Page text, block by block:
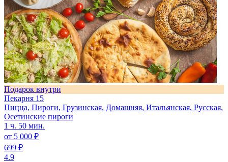
Подарок внутри
Пекарня 15
Пицца, Пироги, Грузинская, Домашняя, Итальянская, Русская,
Осетинские пироги
1 ч. 50 мин.
от 5 000 ₽
699 ₽
4.9